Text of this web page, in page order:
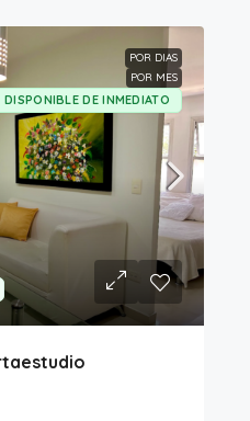
POR DIAS
POR MES
DISPONIBLE DE INMEDIATO